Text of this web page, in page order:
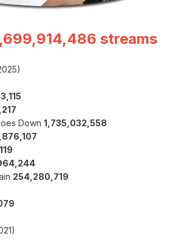
streams
Down 1,735,032,558
254,280,719